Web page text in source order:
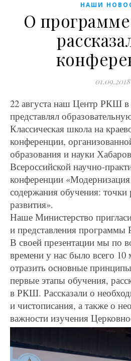
НАШИ
О
01.09.2018
22 августа наш Центр РКШ в
представлял
Классическая школа на
конференции,
образования и науки
Всероссийской научно-
конференции
содержания обучения: точки
развития».
Наше Министерство
и представления
В своей презентации мы по
времени у нас было всего 10
отразить основные
первые этапы обучения,
в РКШ. Рассказали о
и чистописания, а также о
важности изучения